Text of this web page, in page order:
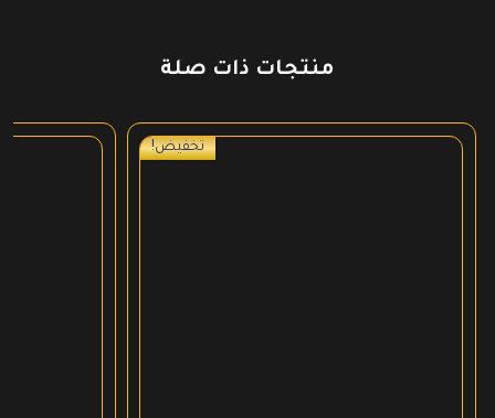
منتجات ذات صلة
تخفيض!